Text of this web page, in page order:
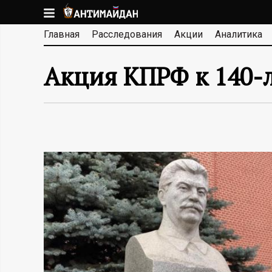
к
основномуА
Н
М
А
Й
Д
Главная Расследования Акции Аналитика
Акция КПРФ к 140-